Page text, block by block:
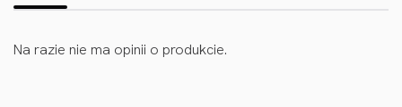
Na razie nie ma opinii o produkcie.